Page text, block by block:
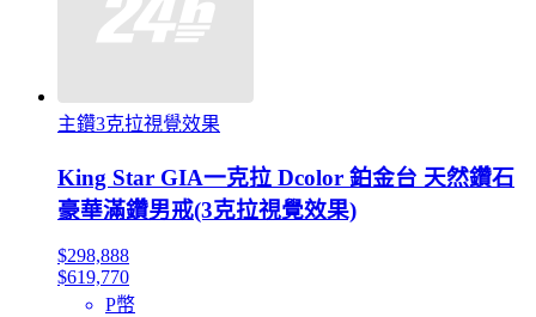
主鑽3克拉視覺效果
King Star GIA一克拉 Dcolor 鉑金台 天然鑽石
豪華滿鑽男戒(3克拉視覺效果)
$298,888
$619,770
P幣